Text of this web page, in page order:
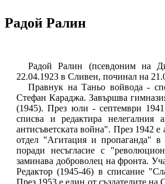
Радой Ралин
Радой Ралин (псевдоним на
22.04.1923 в Сливен, починал на
Правнук на Таньо войвода -
Стефан Караджа. Завършва
(1945). През юли - септември
списва и редактира
антисъветската война". През 1942
отдел "Агитация и пропаганда"
поради несъгласие с
заминава доброволец на фронта.
Редактор (1945-46) в списание
През 1953 е един от създателите на